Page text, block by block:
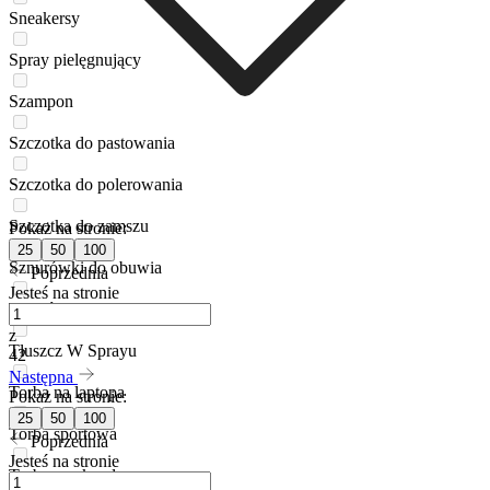
Sneakersy
Spray pielęgnujący
Szampon
Szczotka do pastowania
Szczotka do polerowania
Szczotka do zamszu
Sznurówki do obuwia
Tenisówki
Tłuszcz W Sprayu
Torba na laptopa
Torba sportowa
Torba weekendowa
Pokaż na stronie:
25 50 100
Poprzednia
Jesteś na stronie
z
42
Następna
Pokaż na stronie:
25 50 100
Poprzednia
Jesteś na stronie